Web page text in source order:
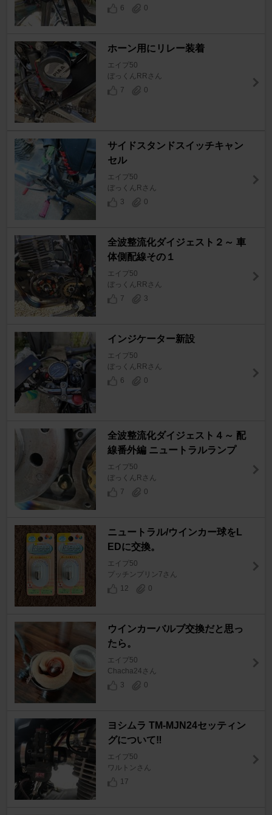
6 0
ホーン用にリレー装着
エイプ50
ぼっくんRRさん
7
0
サイドスタンドスイッチキャン
セル
エイプ50
ぼっくんRさん
3
0
全波整流化ダイジェスト２～ 車
体側配線その１
エイプ50
ぼっくんRRさん
7
3
インジケーター新設
エイプ50
ぼっくんRRさん
6
0
全波整流化ダイジェスト４～ 配
線番外編 ニュートラルランプ
エイプ50
ぼっくんRさん
7
0
ニュートラル/ウインカー球をL
EDに交換。
エイプ50
プッチンプリン7さん
12
0
ウインカーバルブ交換だと思っ
たら。
エイプ50
Chacha24さん
3
0
ヨシムラ TM-MJN24セッティン
グについて‼️
エイプ50
ワルトンさん
17